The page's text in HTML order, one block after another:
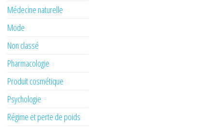
Médecine naturelle
Mode
Non classé
Pharmacologie
Produit cosmétique
Psychologie
Régime et perte de poids